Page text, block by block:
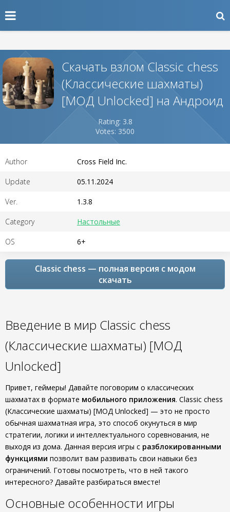
Скачать взлом Classic chess
(Классические шахматы)
[МОД Unlocked] на Андроид
Rating: 3.8
Votes: 3500
Author Cross Field Inc.
Update 05.11.2024
Ver. 1.3.8
Category Настольные
OS 6+
Classic chess — полная версия с модом
скачать
Введение в мир Classic chess
(Классические шахматы) [МОД
Unlocked]
Привет, геймеры! Давайте поговорим о классических
шахматах в формате мобильного приложения. Classic chess
(Классические шахматы) [МОД Unlocked] — это не просто
обычная шахматная игра, это способ окунуться в мир
стратегии, логики и интеллектуального соревнования, не
выходя из дома. Данная версия игры с разблокированными
функциями позволит вам развивать свои навыки без
ограничений. Готовы посмотреть, что в ней такого
интересного? Давайте разбираться вместе!
Основные особенности игры